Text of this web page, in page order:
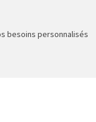
besoins personnalisés